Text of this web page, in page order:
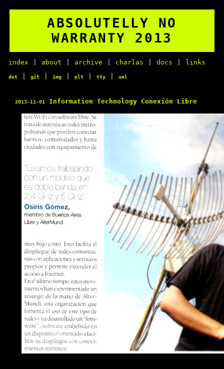
ABSOLUTELLY NO
WARRANTY 2013
index about archive charlas docs links
dot git img plt tty uml
2013-11-01 Information Technology Conexión Libre